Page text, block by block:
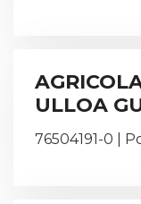
ULLOA
76504191-0 |